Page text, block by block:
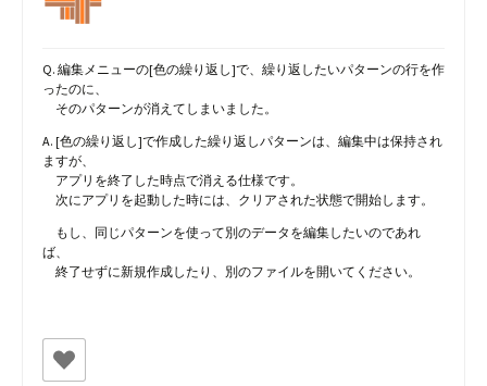
Q. 編集メニューの[色の繰り返し]で、繰り返したいパターンの行を作
ったのに、
そのパターンが消えてしまいました。
A. [色の繰り返し]で作成した繰り返しパターンは、編集中は保持され
ますが、
アプリを終了した時点で消える仕様です。
次にアプリを起動した時には、クリアされた状態で開始します。
もし、同じパターンを使って別のデータを編集したいのであれ
ば、
終了せずに新規作成したり、別のファイルを開いてください。